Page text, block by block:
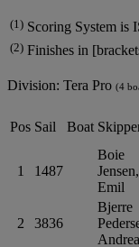
(1) Scoring System is
(2) Finishes in
Division: Tera Pro (4
Pos Sail Boat
1 1487
Boie
Jensen,
Emil
2 3836
Bjerre